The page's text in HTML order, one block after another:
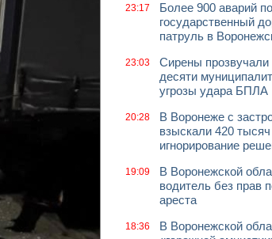
23:17
Более 900 аварий
государственный
патруль в
23:03
Сирены
десяти
угрозы удара БПЛА
20:28
В Воронеже с
взыскали 420
игнорирование
19:09
В Воронежской
водитель без прав
ареста
18:36
В Воронежской